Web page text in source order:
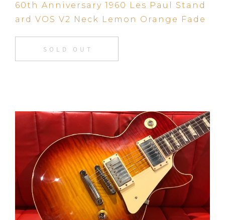
60th Anniversary 1960 Les Paul Stand
ard VOS V2 Neck Lemon Orange Fade
SOLD OUT